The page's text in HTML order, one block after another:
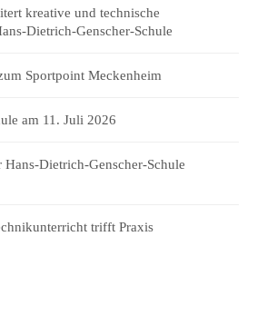
kreative und technische
Dietrich-Genscher-Schule
Sportpoint Meckenheim
am 11. Juli 2026
Dietrich-Genscher-Schule
trifft Praxis